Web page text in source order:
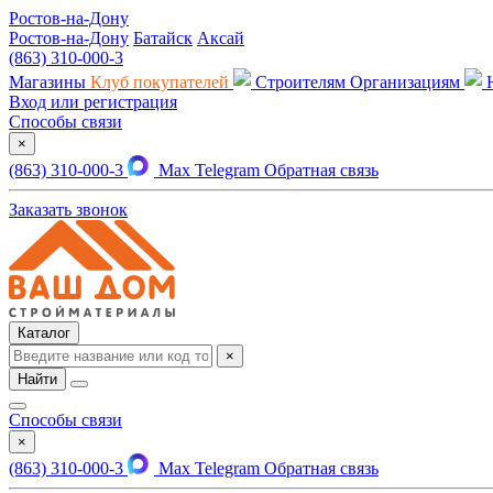
Ростов-на-Дону
Ростов-на-Дону Батайск Аксай
(863) 310-000-3
Магазины Клуб покупателей Строителям Организациям
Вход или регистрация
Способы связи
×
(863) 310-000-3 Max Telegram Обратная связь
Заказать звонок
Каталог
×
Найти
Способы связи
×
(863) 310-000-3 Max Telegram Обратная связь